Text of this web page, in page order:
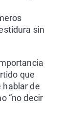
sin
que
hablar de
“no decir